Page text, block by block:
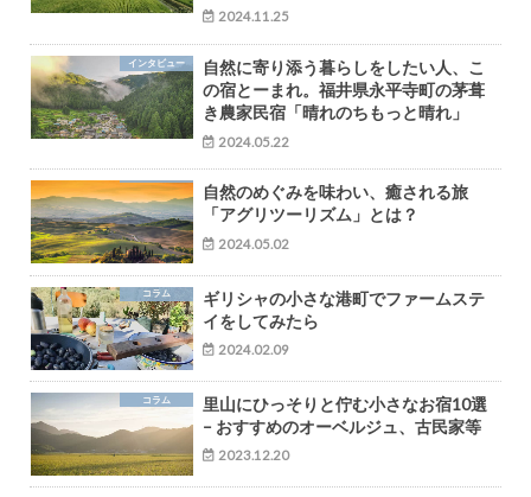
2024.11.25
インタビュー
自然に寄り添う暮らしをしたい人、こ
の宿とーまれ。福井県永平寺町の茅葺
き農家民宿「晴れのちもっと晴れ」
2024.05.22
自然のめぐみを味わい、癒される旅
「アグリツーリズム」とは？
2024.05.02
コラム
ギリシャの小さな港町でファームステ
イをしてみたら
2024.02.09
コラム
里山にひっそりと佇む小さなお宿10選
– おすすめのオーベルジュ、古民家等
2023.12.20